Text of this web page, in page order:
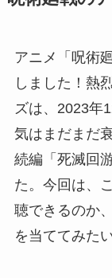
アニメ「呪術
しました！熱
ズは、2023年
気はまだまだ
続編「死滅回
た。今回は、
聴できるのか
を当ててみた